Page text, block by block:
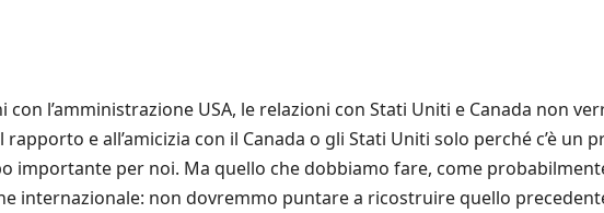
con l’amministrazione USA, le relazioni con Stati Uniti e Canada non
e all’amicizia con il Canada o gli Stati Uniti solo perché c’è un
importante per noi. Ma quello che dobbiamo fare, come
internazionale: non dovremmo puntare a ricostruire quello